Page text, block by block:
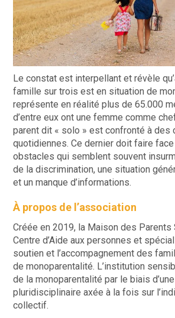
Le constat est interpellant et révèle
famille sur trois est en situation de
représente en réalité plus de 65.000
d’entre eux ont une femme comme
parent dit « solo » est confronté à des
quotidiennes. Ce dernier doit faire
obstacles qui semblent souvent
de la discrimination, une situation
et un manque d’informations.
À propos de l’association
Créée en 2019, la Maison des Parents
Centre d’Aide aux personnes et
soutien et l’accompagnement des
de monoparentalité. L’institution
de la monoparentalité par le biais
pluridisciplinaire axée à la fois sur
collectif.